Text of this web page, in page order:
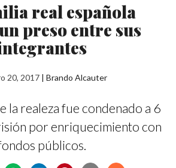
real española
preso entre sus
20, 2017 | Brando Alcauter
la realeza fue condenado a 6
por enriquecimiento con
públicos.